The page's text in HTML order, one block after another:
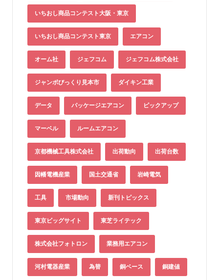
いちおし商品コンテスト大阪・東京
いちおし商品コンテスト東京 エアコン
オーム社 ジェフコム ジェフコム株式会社
ジャンボびっくり見本市 ダイキン工業
データ パッケージエアコン ピックアップ
マーベル ルームエアコン
京都機械工具株式会社 出荷動向 出荷台数
因幡電機産業 国土交通省 岩崎電気
工具 市場動向 新刊トピックス
東京ビッグサイト 東芝ライテック
株式会社フォトロン 業務用エアコン
河村電器産業 為替 銅ベース 銅建値